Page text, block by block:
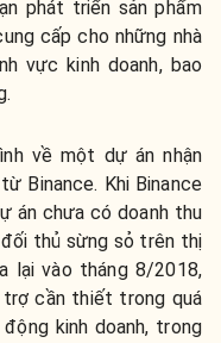
phát triển sản phẩm
cấp cho những nhà
vực kinh doanh, bao
về một dự án nhận
Binance. Khi Binance
án chưa có doanh thu
thủ sừng sỏ trên thị
lại vào tháng 8/2018,
cần thiết trong quá
kinh doanh, trong